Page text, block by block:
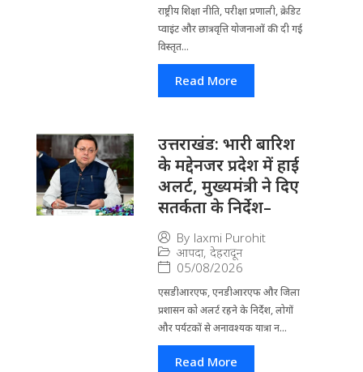
राष्ट्रीय शिक्षा नीति, परीक्षा प्रणाली, क्रेडिट
प्वाइंट और छात्रवृत्ति योजनाओं की दी गई
विस्तृत...
Read More
उत्तराखंड: भारी बारिश
के मद्देनजर प्रदेश में हाई
अलर्ट, मुख्यमंत्री ने दिए
सतर्कता के निर्देश–
By laxmi Purohit
आपदा, देहरादून
05/08/2026
एसडीआरएफ, एनडीआरएफ और जिला
प्रशासन को अलर्ट रहने के निर्देश, लोगों
और पर्यटकों से अनावश्यक यात्रा न...
Read More